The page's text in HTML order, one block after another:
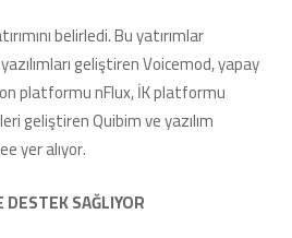
belirledi. Bu yatırımlar
geliştiren Voicemod, yapay
platformu nFlux, İK platformu
geliştiren Quibim ve yazılım
yer alıyor.
SAĞLIYOR